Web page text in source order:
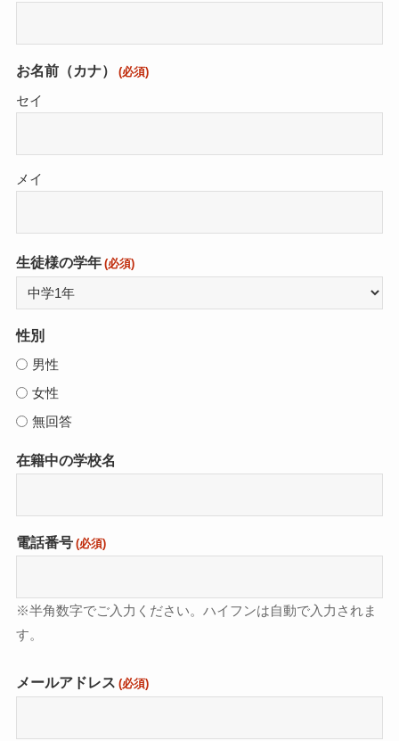
お名前（カナ） (必須)
セイ
メイ
生徒様の学年 (必須)
性別
男性
女性
無回答
在籍中の学校名
電話番号 (必須)
※半角数字でご入力ください。ハイフンは自動で入力されま
す。
メールアドレス (必須)